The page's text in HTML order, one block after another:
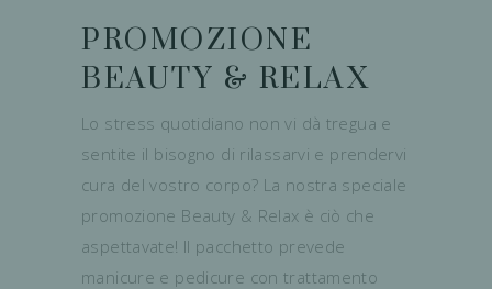
PROMOZIONE
BEAUTY & RELAX
Lo stress quotidiano non vi dà tregua e
sentite il bisogno di rilassarvi e prendervi
cura del vostro corpo? La nostra speciale
promozione Beauty & Relax è ciò che
aspettavate! Il pacchetto prevede
manicure e pedicure con trattamento